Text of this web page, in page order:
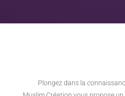
Muslim Création vous propose
pour l’apprentissage de l’arabe et